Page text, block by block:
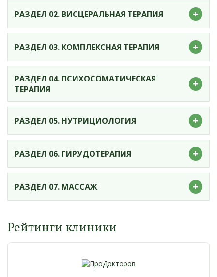
РАЗДЕЛ 02. ВИСЦЕРАЛЬНАЯ ТЕРАПИЯ +
РАЗДЕЛ 03. КОМПЛЕКСНАЯ ТЕРАПИЯ +
РАЗДЕЛ 04. ПСИХОСОМАТИЧЕСКАЯ
ТЕРАПИЯ
+
РАЗДЕЛ 05. НУТРИЦИОЛОГИЯ +
РАЗДЕЛ 06. ГИРУДОТЕРАПИЯ +
РАЗДЕЛ 07. МАССАЖ +
Рейтинги клиники